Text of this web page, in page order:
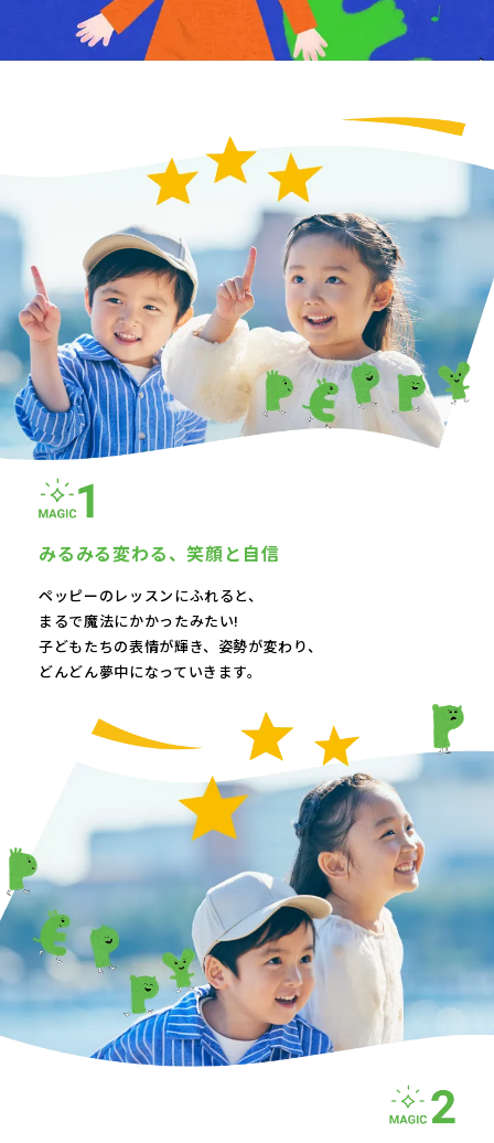
みるみる変わる、笑顔と自信
ペッピーのレッスンにふれると、
まるで魔法にかかったみたい!
子どもたちの表情が輝き、 姿勢が変わり、
どんどん夢中になっていきます。